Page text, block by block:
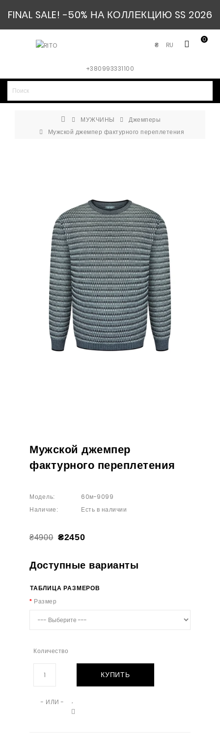
FINAL SALE! -50% НА КОЛЛЕКЦИЮ SS 2026
0
RU
₴
+380993331100
МУЖЧИНЫ
Джемперы
Мужской джемпер фактурного переплетения
Мужской джемпер
фактурного переплетения
Модель: 60м-9099
Наличие: Есть в наличии
₴4900 ₴2450
Доступные варианты
ТАБЛИЦА РАЗМЕРОВ
Размер
Количество
КУПИТЬ
- ИЛИ -